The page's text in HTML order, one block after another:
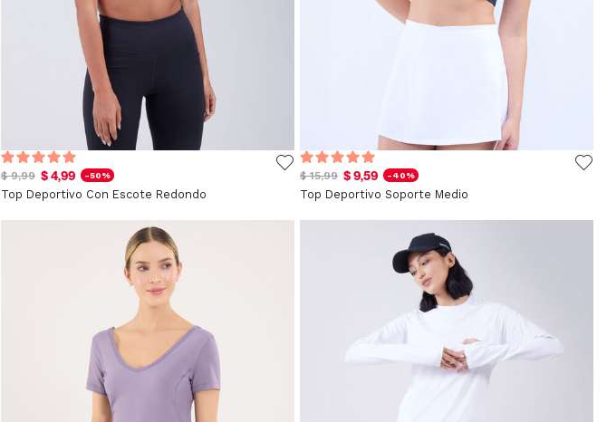
$ 9,99 $ 4,99 -50%
Top Deportivo Con Escote Redondo
$ 15,99 $ 9,59 -40%
Top Deportivo Soporte Medio